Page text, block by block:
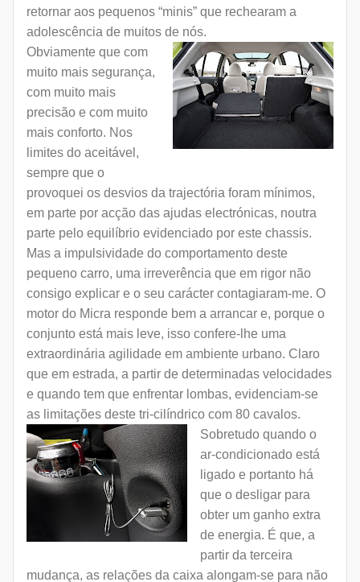
retornar aos pequenos “minis” que rechearam a
adolescência de muitos de nós.
Obviamente que com
muito mais segurança,
com muito mais
precisão e com muito
mais conforto. Nos
limites do aceitável,
sempre que o
provoquei os desvios da trajectória foram mínimos,
em parte por acção das ajudas electrónicas, noutra
parte pelo equilíbrio evidenciado por este chassis.
Mas a impulsividade do comportamento deste
pequeno carro, uma irreverência que em rigor não
consigo explicar e o seu carácter contagiaram-me. O
motor do Micra responde bem a arrancar e, porque o
conjunto está mais leve, isso confere-lhe uma
extraordinária agilidade em ambiente urbano. Claro
que em estrada, a partir de determinadas velocidades
e quando tem que enfrentar lombas, evidenciam-se
as limitações deste tri-cilíndrico com 80 cavalos.
Sobretudo quando o
ar-condicionado está
ligado e portanto há
que o desligar para
obter um ganho extra
de energia. É que, a
partir da terceira
mudança, as relações da caixa alongam-se para não